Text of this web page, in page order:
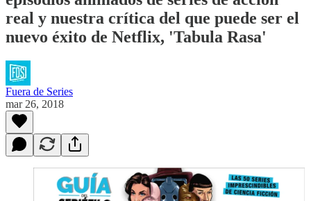
real y nuestra crítica del que puede ser el
nuevo éxito de Netflix, 'Tabula Rasa'
Fuera de Series
mar 26, 2018